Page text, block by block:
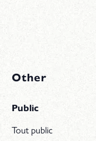
Other
Public
Tout public